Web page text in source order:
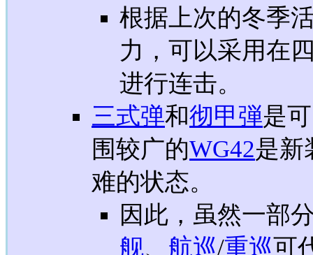
根据上次的冬季
力，可以采用在
进行连击。
三式弹和彻甲弾是
围较广的WG42是新
难的状态。
因此，虽然一部
舰、 航巡/重巡可